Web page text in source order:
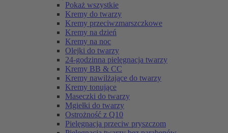
Pokaż wszystkie
Kremy do twarzy
Kremy przeciwzmarszczkowe
Kremy na dzień
Kremy na noc
Olejki do twarzy
24-godzinna pielęgnacja twarzy
Kremy BB & CC
Kremy nawilżające do twarzy
Kremy tonujące
Maseczki do twarzy
Mgiełki do twarzy
Ostrożność z Q10
Pielęgnacja przeciw pryszczom